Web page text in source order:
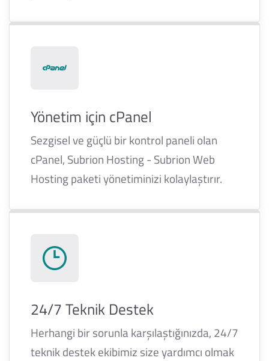
Yönetim için cPanel
Sezgisel ve güçlü bir kontrol paneli olan
cPanel, Subrion Hosting - Subrion Web
Hosting paketi yönetiminizi kolaylaştırır.
24/7 Teknik Destek
Herhangi bir sorunla karşılaştığınızda, 24/7
teknik destek ekibimiz size yardımcı olmak